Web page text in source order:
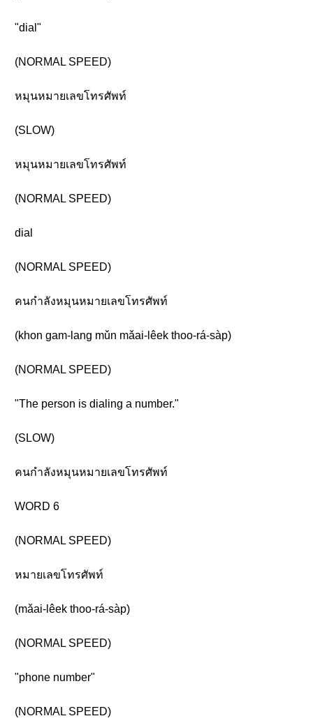
"dial"
(NORMAL SPEED)
หมุนหมายเลขโทรศัพท์
(SLOW)
หมุนหมายเลขโทรศัพท์
(NORMAL SPEED)
dial
(NORMAL SPEED)
คนกำลังหมุนหมายเลขโทรศัพท์
(khon gam-lang mǔn mǎai-lêek thoo-rá-sàp)
(NORMAL SPEED)
"The person is dialing a number."
(SLOW)
คนกำลังหมุนหมายเลขโทรศัพท์
WORD 6
(NORMAL SPEED)
หมายเลขโทรศัพท์
(mǎai-lêek thoo-rá-sàp)
(NORMAL SPEED)
"phone number"
(NORMAL SPEED)